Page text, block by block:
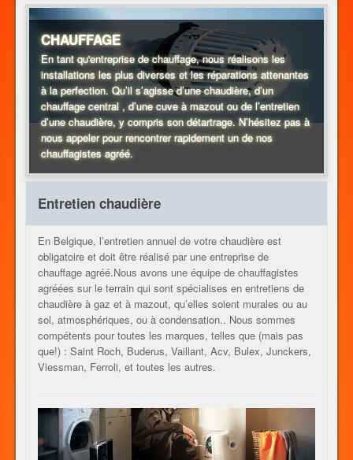
PLOMBERIE
CHAUFFAGE
CONTACT
JOB
CHAUFFAGE
En tant qu'entreprise de chauffage, nous réalisons les
installations les plus diverses et les réparations attenantes
à la perfection. Qu’il s’agisse d’une chaudière, d’un
chauffage central , d’une cuve à mazout ou de l’entretien
d’une chaudière, y compris son détartrage. N’hésitez pas à
nous appeler pour rencontrer rapidement un de nos
chauffagistes agréé.
Entretien chaudière
En Belgique, l’entretien annuel de votre chaudière est
obligatoire et doit être réalisé par une entreprise de
chauffage agréé.Nous avons une équipe de chauffagistes
agréées sur le terrain qui sont spécialises en entretiens de
chaudière à gaz et à mazout, qu’elles soient murales ou au
sol, atmosphériques, ou à condensation.. Nous sommes
compétents pour toutes les marques, telles que (mais pas
que!) : Saint Roch, Buderus, Vaillant, Acv, Bulex, Junckers,
Viessman, Ferroli, et toutes les autres.